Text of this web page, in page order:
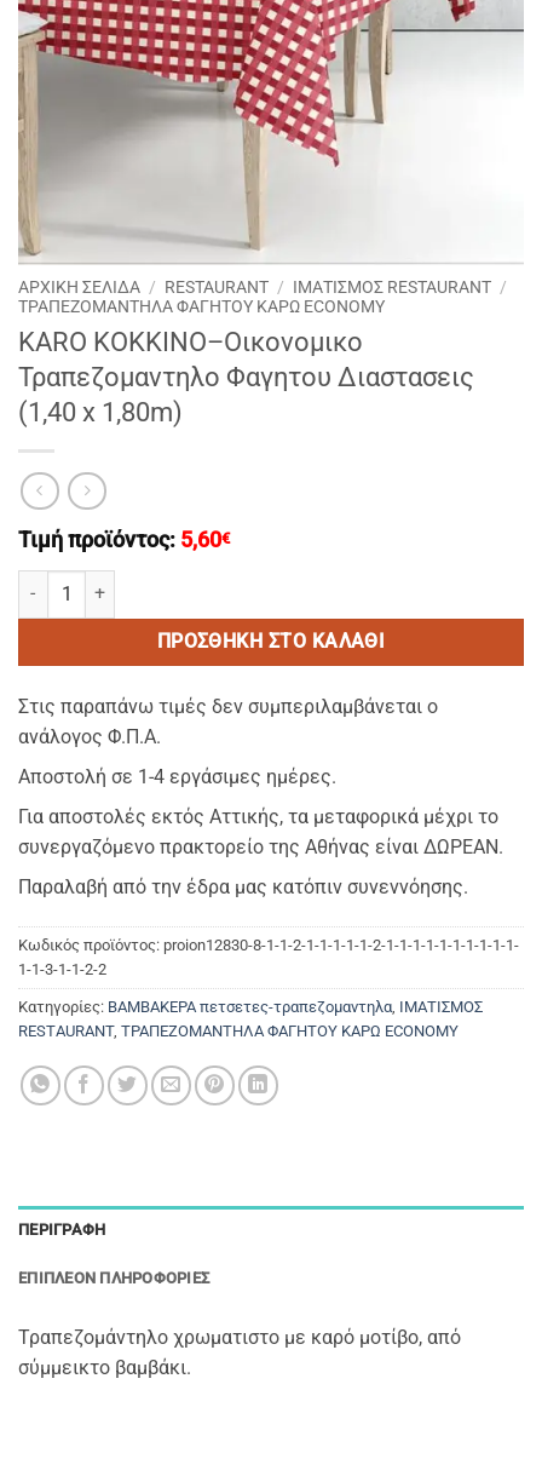
ΑΡΧΙΚΉ ΣΕΛΊΔΑ / RESTAURANT / ΙΜΑΤΙΣΜΟΣ RESTAURANT /
ΤΡΑΠΕΖΟΜΑΝΤΗΛΑ ΦΑΓΗΤΟΥ ΚΑΡΩ ECONOMY
KARO ΚΟΚΚΙΝΟ–Οικονομικο
Τραπεζομαντηλο Φαγητου Διαστασεις
(1,40 x 1,80m)
Τιμή προϊόντος: 5,60€
KARO ΚΟΚΚΙΝΟ–Οικονομικο Τραπεζομαντηλο Φαγητου
ΠΡΟΣΘΉΚΗ ΣΤΟ ΚΑΛΆΘΙ
Στις παραπάνω τιμές δεν συμπεριλαμβάνεται ο
ανάλογος Φ.Π.Α.
Αποστολή σε 1-4 εργάσιμες ημέρες.
Για αποστολές εκτός Αττικής, τα μεταφορικά μέχρι το
συνεργαζόμενο πρακτορείο της Αθήνας είναι ΔΩΡΕΑΝ.
Παραλαβή από την έδρα μας κατόπιν συνεννόησης.
Κωδικός προϊόντος: proion12830-8-1-1-2-1-1-1-1-1-2-1-1-1-1-1-1-1-1-1-1-
1-1-3-1-1-2-2
Κατηγορίες: ΒΑΜΒΑΚΕΡΑ πετσετες-τραπεζομαντηλα, ΙΜΑΤΙΣΜΟΣ
RESTAURANT, ΤΡΑΠΕΖΟΜΑΝΤΗΛΑ ΦΑΓΗΤΟΥ ΚΑΡΩ ECONOMY
ΠΕΡΙΓΡΑΦΉ
ΕΠΙΠΛΈΟΝ ΠΛΗΡΟΦΟΡΊΕΣ
Τραπεζομάντηλο χρωματιστο με καρό μοτίβο, από
σύμμεικτο βαμβάκι.